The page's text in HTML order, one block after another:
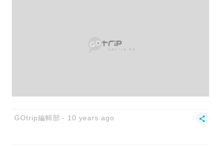
GOtrip編輯部 10 years ago